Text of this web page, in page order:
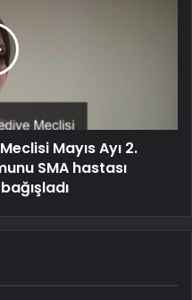
Mayıs Ayı 2.
SMA hastası